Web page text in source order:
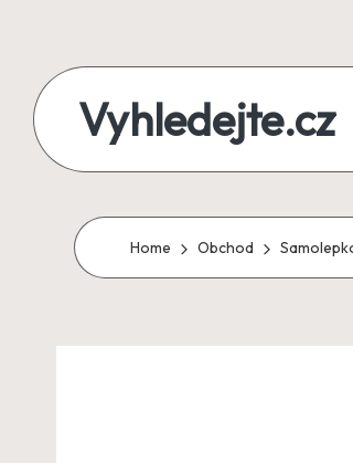
content
Vyhledejte.cz
produkty
i
Home Obchod